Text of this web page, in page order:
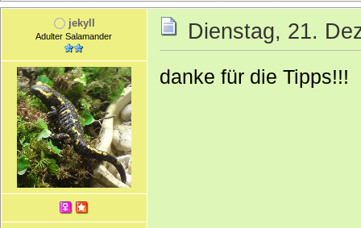
jekyll
Adulter Salamander Dienstag, 21.
danke für die Tipps!!!